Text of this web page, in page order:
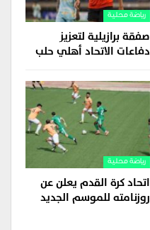
رياضة محلية
صفقة برازيلية لتعزيز
دفاعات الاتحاد أهلي حلب
رياضة محلية
اتحاد كرة القدم يعلن عن
روزنامته للموسم الجديد